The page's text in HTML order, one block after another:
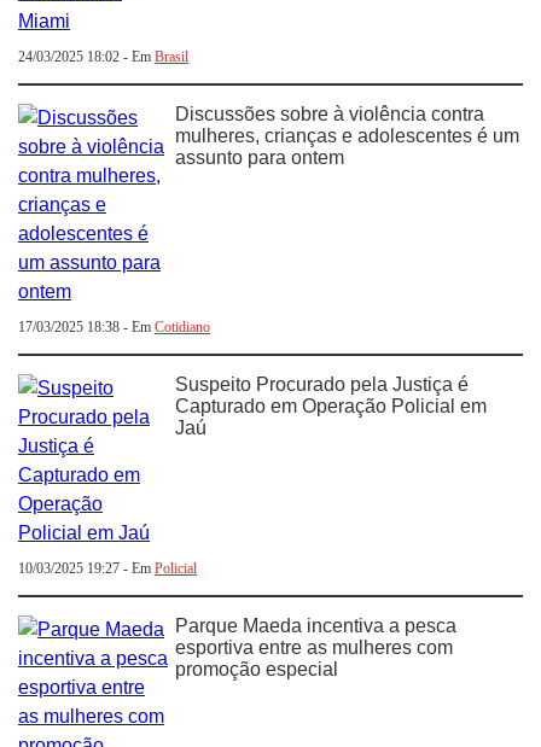
24/03/2025 18:02 - Em Brasil
Discussões sobre à violência contra
mulheres, crianças e adolescentes é um
assunto para ontem
17/03/2025 18:38 - Em Cotidiano
Suspeito Procurado pela Justiça é
Capturado em Operação Policial em
Jaú
10/03/2025 19:27 - Em Policial
Parque Maeda incentiva a pesca
esportiva entre as mulheres com
promoção especial